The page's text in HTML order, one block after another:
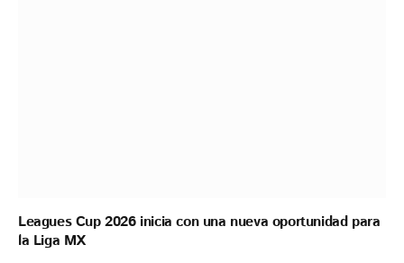
Leagues Cup 2026 inicia con una nueva oportunidad para
la Liga MX